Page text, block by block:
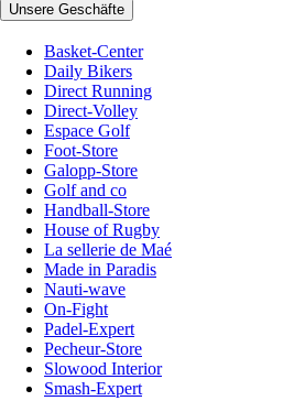
Unsere Geschäfte
Basket-Center
Daily Bikers
Direct Running
Direct-Volley
Espace Golf
Foot-Store
Galopp-Store
Golf and co
Handball-Store
House of Rugby
La sellerie de Maé
Made in Paradis
Nauti-wave
On-Fight
Padel-Expert
Pecheur-Store
Slowood Interior
Smash-Expert